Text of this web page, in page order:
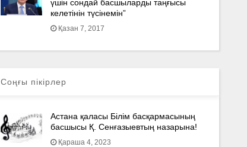
үшін сондай басшыларды таңғысы
келетінін түсінемін”
Қазан 7, 2017
Соңғы пікірлер
Астана қаласы Білім басқармасының
басшысы Қ. Сенғазыевтың назарына!
Қараша 4, 2023